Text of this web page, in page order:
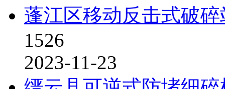
蓬江区移动反击式破碎
1526
2023-11-23